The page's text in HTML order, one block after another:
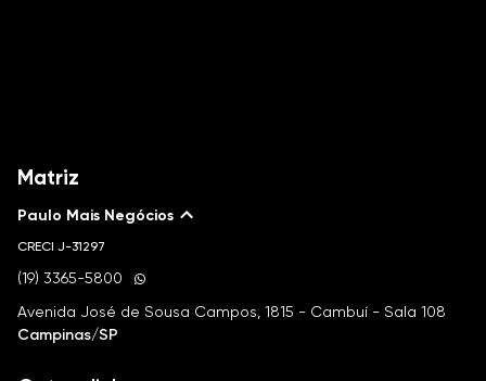
Matriz
Paulo Mais Negócios
CRECI J-31297
(19) 3365-5800
Avenida José de Sousa Campos, 1815 - Cambuí - Sala 108
Campinas/SP